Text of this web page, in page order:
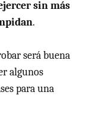
sin más
.
será buena
algunos
para una